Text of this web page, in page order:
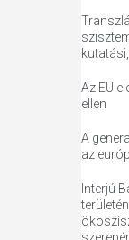
Az EU
ellen
A
az
Interjú